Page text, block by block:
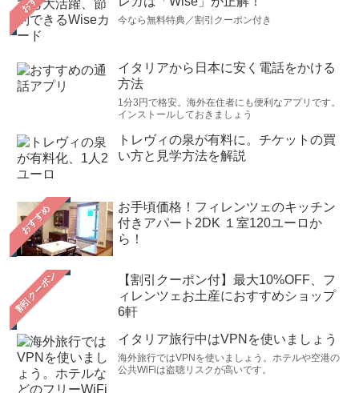
今なら無料特典／割引クーポン付き
イタリアから日本に安く電話をかける
方法
1分3円で格安。海外在住者にも便利なアプリです。
インストールしておきましょう
トレヴィの泉が有料に。チケットの買
い方と見学方法を解説
おすすめ
お手頃価格！フィレンツェのキッチン
付きアパート2DK １室120ユーロか
ら！
【割引クーポン付】最大10%OFF、フ
ィレンツェお土産におすすめショップ
6軒
イタリア旅行中はVPNを使いましょう
海外旅行ではVPNを使いましょう。ホテルや空港の
公共WiFiは盗聴リスクが高いです。